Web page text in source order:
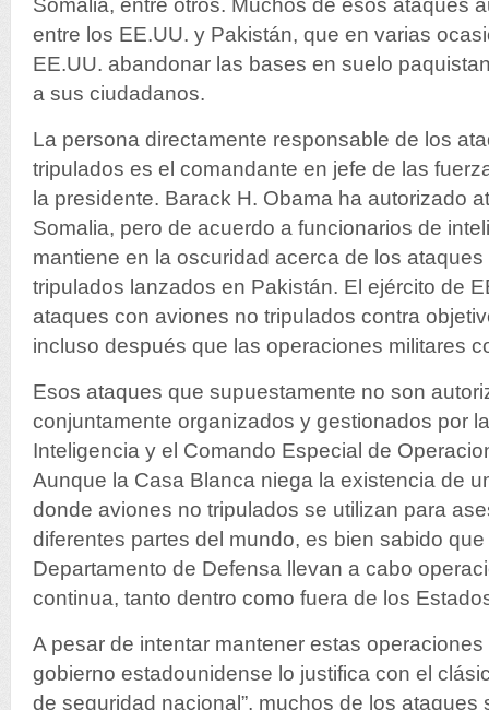
Somalia, entre otros. Muchos de esos ataques
entre los EE.UU. y Pakistán, que en varias
EE.UU. abandonar las bases en suelo
a sus ciudadanos.
La persona directamente responsable de los
tripulados es el comandante en jefe de las
la presidente. Barack H. Obama ha autorizado
Somalia, pero de acuerdo a funcionarios de
mantiene en la oscuridad acerca de los
tripulados lanzados en Pakistán. El ejército de
ataques con aviones no tripulados contra
incluso después que las operaciones militares
Esos ataques que supuestamente no son
conjuntamente organizados y gestionados por
Inteligencia y el Comando Especial de
Aunque la Casa Blanca niega la existencia de
donde aviones no tripulados se utilizan para
diferentes partes del mundo, es bien sabido que
Departamento de Defensa llevan a cabo
continua, tanto dentro como fuera de los
A pesar de intentar mantener estas
gobierno estadounidense lo justifica con el
de seguridad nacional”, muchos de los ataques